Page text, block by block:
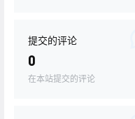
提交的评论
0
在本站提交的评论